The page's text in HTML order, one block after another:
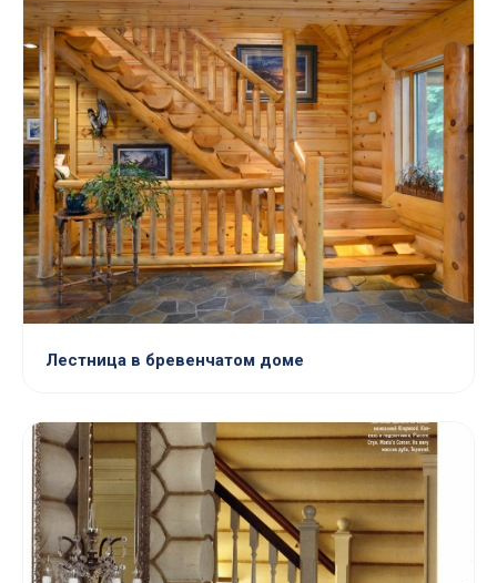
Лестница в бревенчатом доме